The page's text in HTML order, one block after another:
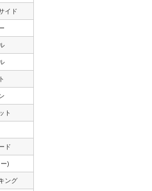
イド
ト
ド
)
ング